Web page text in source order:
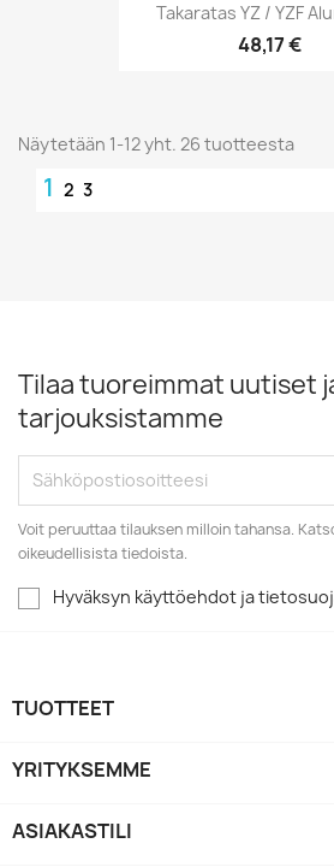
Takaratas YZ / YZF
48,17 €
Näytetään 1-12 yht. 26 tuotteesta
1 2 3
Tilaa tuoreimmat uutiset
tarjouksistamme
Voit peruuttaa tilauksen milloin tahansa.
oikeudellisista tiedoista.
Hyväksyn käyttöehdot ja
TUOTTEET
YRITYKSEMME
ASIAKASTILI